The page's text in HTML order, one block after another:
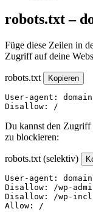
robots.txt –
Füge diese Zeilen in
Zugriff auf deine
robots.txt Kopieren
User-agent:
Disallow: /
Du kannst den Zugriff
zu blockieren:
robots.txt (selektiv)
User-agent:
Disallow: /wp-
Disallow: /wp-
Allow: /